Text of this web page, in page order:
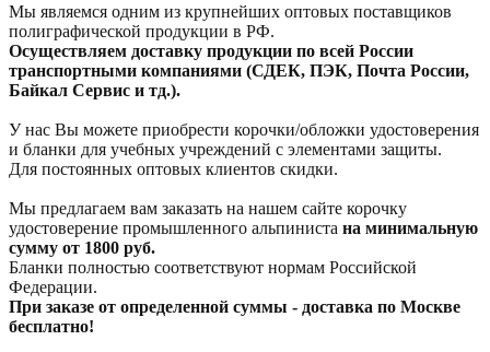
Мы являемся одним из крупнейших оптовых поставщиков
полиграфической продукции в РФ.
Осуществляем доставку продукции по всей России
транспортными компаниями (СДЕК, ПЭК, Почта России,
Байкал Сервис и тд.).
У нас Вы можете приобрести корочки/обложки удостоверения
и бланки для учебных учреждений с элементами защиты.
Для постоянных оптовых клиентов скидки.
Мы предлагаем вам заказать на нашем сайте корочку
удостоверение промышленного альпиниста на минимальную
сумму от 1800 руб.
Бланки полностью соответствуют нормам Российской
Федерации.
При заказе от определенной суммы - доставка по Москве
бесплатно!